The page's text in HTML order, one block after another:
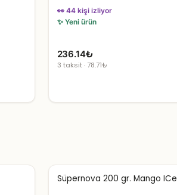
👀 44 kişi izliyor
✨ Yeni ürün
236.14₺
3 taksit · 78.71₺
Süpernova 200 gr. Mango ICe